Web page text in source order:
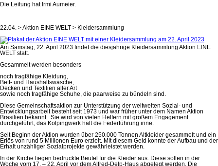
Die Leitung hat Irmi Aumeier.
22.04. > Aktion EINE WELT > Kleidersammlung
Am Samstag, 22. April 2023 findet die diesjährige Kleidersammlung Aktion EINE
WELT statt.
Gesammelt werden besonders
noch tragfähige Kleidung,
Bett- und Haushaltswäsche,
Decken und Textilien aller Art
sowie noch tragfähige Schuhe, die paarweise zu bündeln sind.
Diese Gemeinschaftsaktion zur Unterstützung der weltweiten Sozial- und
Entwicklungsarbeit besteht seit 1973 und war früher unter dem Namen Aktion
Brasilien bekannt. Sie wird von vielen Helfern mit großem Engagement
durchgeführt, das Kolpingwerk hält die Federführung inne.
Seit Beginn der Aktion wurden über 250.000 Tonnen Altkleider gesammelt und ein
Erlös von rund 5 Millionen Euro erzielt. Mit diesem Geld konnte der Aufbau und der
Erhalt unzähliger Sozialprojekte gewährleistet werden.
In der Kirche liegen bedruckte Beutel für die Kleider aus. Diese sollen in der
Woche vom 17. – 22. April vor dem Alfred-Delp-Haus abgelegt werden. Die